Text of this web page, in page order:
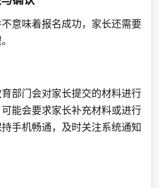
意味着报名成功，家长还需要
部门会对家长提交的材料进行
能会要求家长补充材料或进行
手机畅通，及时关注系统通知